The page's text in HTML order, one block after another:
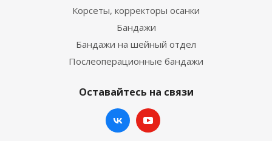
Корсеты, корректоры осанки
Бандажи
Бандажи на шейный отдел
Послеоперационные бандажи
Оставайтесь на связи